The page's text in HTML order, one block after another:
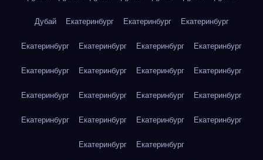
Дубай Екатеринбург Екатеринбург Екатеринбург
Екатеринбург Екатеринбург Екатеринбург Екатеринбург
Екатеринбург Екатеринбург Екатеринбург Екатеринбург
Екатеринбург Екатеринбург Екатеринбург Екатеринбург
Екатеринбург Екатеринбург Екатеринбург Екатеринбург
Екатеринбург Екатеринбург